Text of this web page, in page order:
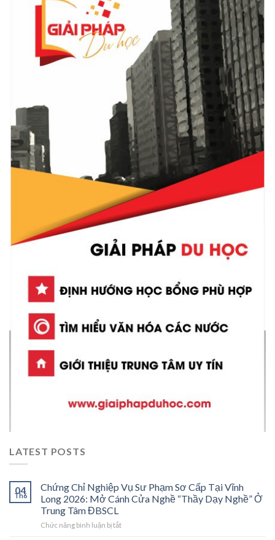
LATEST POSTS
04
Th6
Chứng Chỉ Nghiệp Vụ Sư Phạm Sơ Cấp Tại Vĩnh
Long 2026: Mở Cánh Cửa Nghề “Thầy Dạy Nghề” Ở
Trung Tâm ĐBSCL
Chức năng bình luận bị tắtở